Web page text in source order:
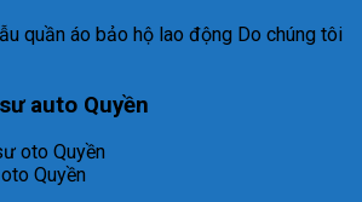
quần áo bảo hộ lao động Do chúng tôi
auto Quyền
Quyền